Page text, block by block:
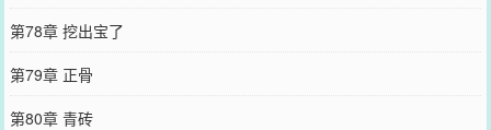
第78章 挖出宝了
第79章 正骨
第80章 青砖